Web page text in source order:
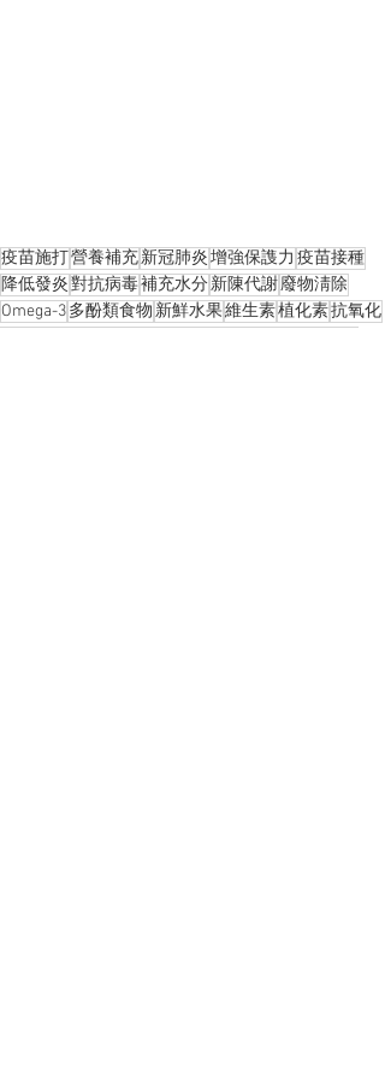
疫苗施打營養補充新冠肺炎增強保謢力 疫苗接種
降低發炎對抗病毒補充水分新陳代謝廢物淸除
Omega-3多酚類食物新鮮水果維生素植化素抗氧化